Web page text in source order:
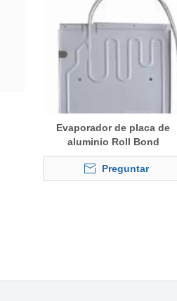
Evaporador de placa de
aluminio Roll Bond
Preguntar